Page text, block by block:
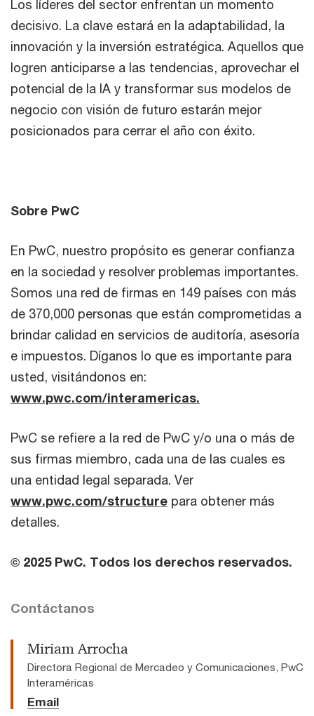
Los líderes del sector enfrentan un momento
decisivo. La clave estará en la adaptabilidad, la
innovación y la inversión estratégica. Aquellos que
logren anticiparse a las tendencias, aprovechar el
potencial de la IA y transformar sus modelos de
negocio con visión de futuro estarán mejor
posicionados para cerrar el año con éxito.
Sobre PwC
En PwC, nuestro propósito es generar confianza
en la sociedad y resolver problemas importantes.
Somos una red de firmas en 149 países con más
de 370,000 personas que están comprometidas a
brindar calidad en servicios de auditoría, asesoría
e impuestos. Díganos lo que es importante para
usted, visitándonos en:
www.pwc.com/interamericas.
PwC se refiere a la red de PwC y/o una o más de
sus firmas miembro, cada una de las cuales es
una entidad legal separada. Ver
www.pwc.com/structure para obtener más
detalles.
© 2025 PwC. Todos los derechos reservados.
Contáctanos
Miriam Arrocha
Directora Regional de Mercadeo y Comunicaciones, PwC
Interaméricas
Email